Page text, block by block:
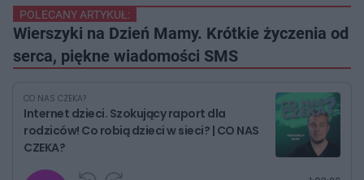
POLECANY ARTYKUŁ:
Wierszyki na Dzień Mamy. Krótkie życzenia od
serca, piękne wiadomości SMS
CO NAS CZEKA?
Internet dzieci. Szokujący raport dla
rodziców! Co robią dzieci w sieci? | CO NAS
CZEKA?